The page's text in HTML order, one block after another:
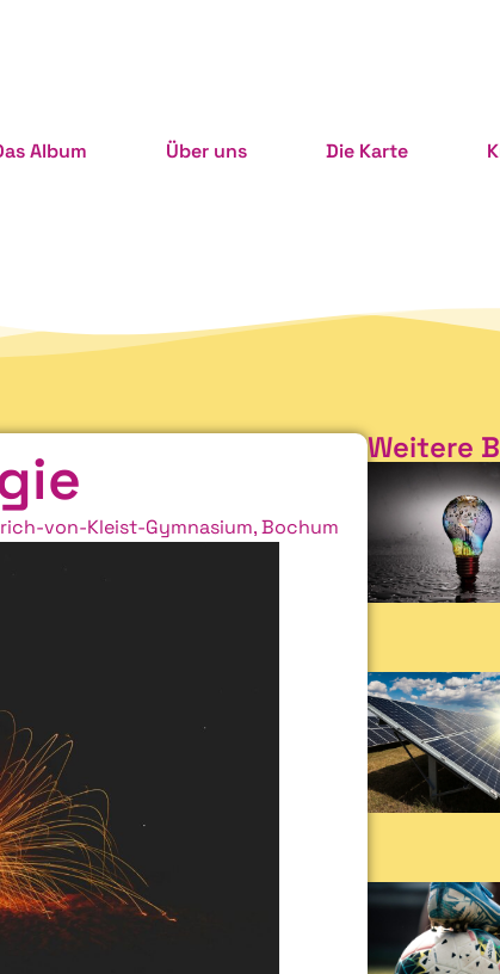
Album Über uns Die Karte
von-Kleist-Gymnasium, Bochum
Weitere